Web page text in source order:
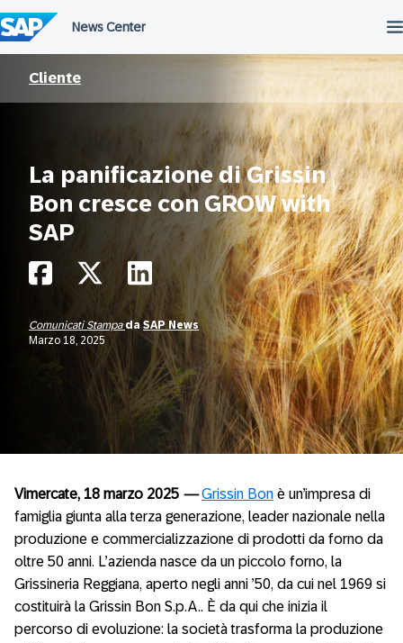
al
contenuto
Cliente
La panificazione di Grissin
Bon cresce con GROW with
SAP
Comunicati StampadaSAP News
Marzo 18, 2025
Vimercate, 18 marzo 2025 — Grissin Bon è un’impresa di
famiglia giunta alla terza generazione, leader nazionale nella
produzione e commercializzazione di prodotti da forno da
oltre 50 anni. L’azienda nasce da un piccolo forno, la
Grissineria Reggiana, aperto negli anni ’50, da cui nel 1969 si
costituirà la Grissin Bon S.p.A.. È da qui che inizia il
percorso di evoluzione: la società trasforma la produzione